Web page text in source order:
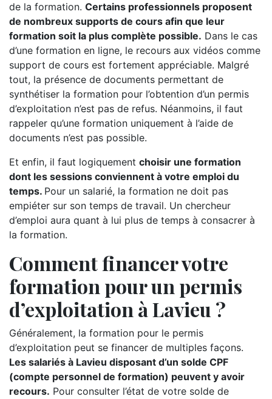
de la formation. Certains professionnels proposent
de nombreux supports de cours afin que leur
formation soit la plus complète possible. Dans le cas
d’une formation en ligne, le recours aux vidéos comme
support de cours est fortement appréciable. Malgré
tout, la présence de documents permettant de
synthétiser la formation pour l’obtention d’un permis
d’exploitation n’est pas de refus. Néanmoins, il faut
rappeler qu’une formation uniquement à l’aide de
documents n’est pas possible.
Et enfin, il faut logiquement choisir une formation
dont les sessions conviennent à votre emploi du
temps. Pour un salarié, la formation ne doit pas
empiéter sur son temps de travail. Un chercheur
d’emploi aura quant à lui plus de temps à consacrer à
la formation.
Comment financer votre
formation pour un permis
d’exploitation à Lavieu ?
Généralement, la formation pour le permis
d’exploitation peut se financer de multiples façons.
Les salariés à Lavieu disposant d’un solde CPF
(compte personnel de formation) peuvent y avoir
recours. Pour consulter l’état de votre solde de